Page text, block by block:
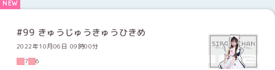
#99 きゅうじゅうきゅうひきめ
2022年10月06日 09時00分
7
6